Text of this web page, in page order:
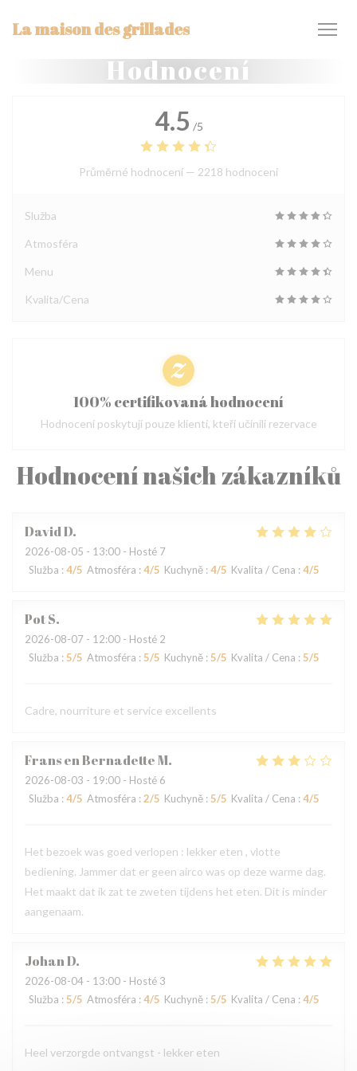
La maison des grillades
Hodnocení
Hodnocení našich zákazníků
DavidD
2026-08-05 - 13:00 - Hosté 7
Služba : 4/5 Atmosféra : 4/5 Kuchyně : 4/5 Kvalita / Cena : 4/5
PotS
2026-08-07 - 12:00 - Hosté 2
Služba : 5/5 Atmosféra : 5/5 Kuchyně : 5/5 Kvalita / Cena : 5/5
Cadre, nourriture et service excellents
Frans en BernadetteM
2026-08-03 - 19:00 - Hosté 6
Služba : 4/5 Atmosféra : 2/5 Kuchyně : 5/5 Kvalita / Cena : 4/5
Het bezoek was goed verlopen : lekker eten , vlotte
bediening. Jammer dat er geen airco was op deze warme dag.
Het maakt dat ik zat te zweten tijdens het eten. Dit is minder
aangenaam.
JohanD
2026-08-04 - 13:00 - Hosté 3
Služba : 5/5 Atmosféra : 4/5 Kuchyně : 5/5 Kvalita / Cena : 4/5
Heel verzorgde ontvangst - lekker eten
4.5 /5
Průměrné hodnocení — 2218 hodnoceni
Služba
Atmosféra
Menu
Kvalita/Cena
100% certifikovaná hodnocení
Hodnocení poskytují pouze klienti, kteří učinili rezervace